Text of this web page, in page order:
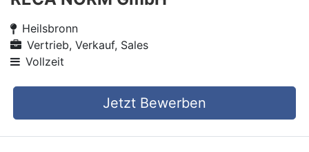
Heilsbronn
Vertrieb, Verkauf, Sales
Vollzeit
Jetzt Bewerben